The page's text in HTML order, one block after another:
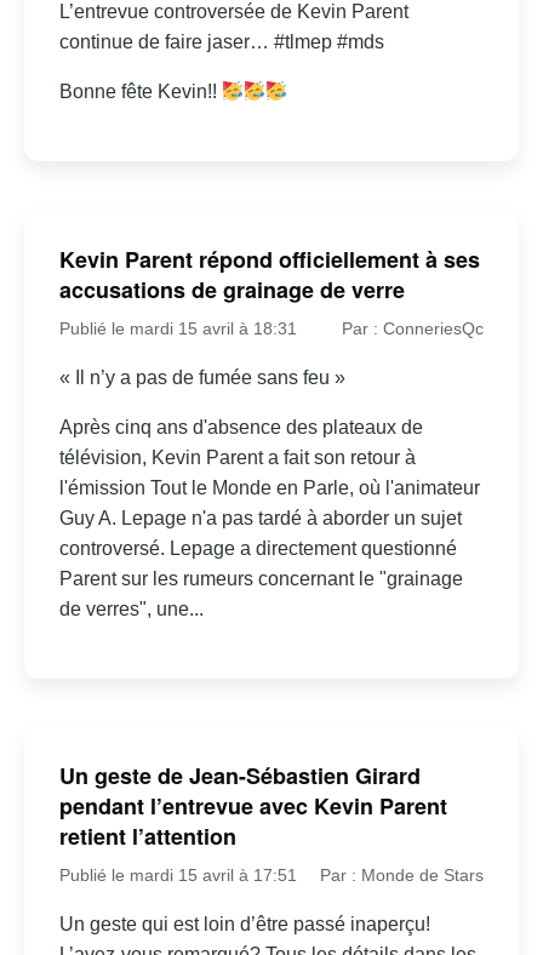
L’entrevue controversée de Kevin Parent
continue de faire jaser… #tlmep #mds
Bonne fête Kevin!!
Kevin Parent répond officiellement à ses
accusations de grainage de verre
Publié le mardi 15 avril à 18:31 Par : ConneriesQc
« Il n’y a pas de fumée sans feu »
Après cinq ans d'absence des plateaux de
télévision, Kevin Parent a fait son retour à
l'émission Tout le Monde en Parle, où l'animateur
Guy A. Lepage n'a pas tardé à aborder un sujet
controversé. Lepage a directement questionné
Parent sur les rumeurs concernant le "grainage
de verres", une...
Un geste de Jean-Sébastien Girard
pendant l’entrevue avec Kevin Parent
retient l’attention
Publié le mardi 15 avril à 17:51 Par : Monde de Stars
Un geste qui est loin d’être passé inaperçu!